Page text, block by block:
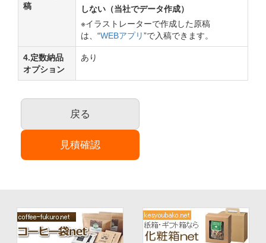
稿
しない（当社でデータ作成）
※イラストレーターで作成した原稿
は、“WEBアプリ”で入稿できます。
4.定数納品
オプション
あり
戻る
見積確認